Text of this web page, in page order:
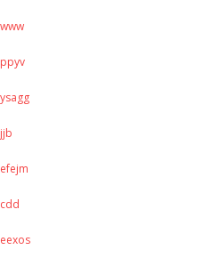
www
ppyv
ysagg
jjb
efejm
cdd
eexos